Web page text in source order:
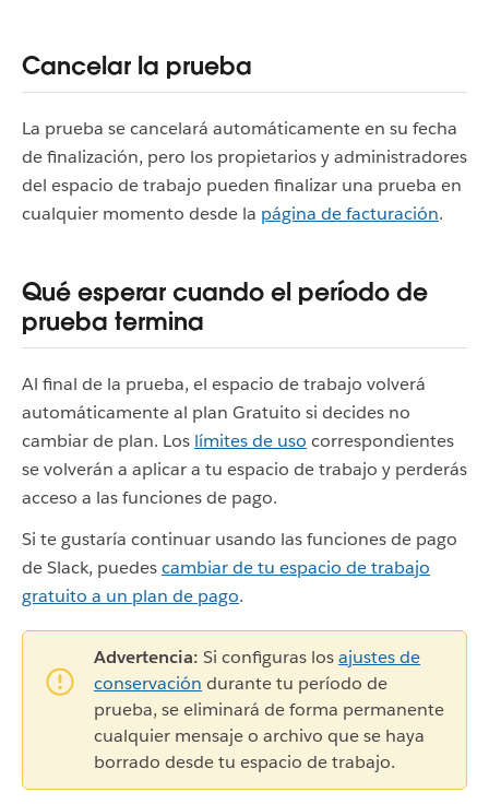
Cancelar la prueba
La prueba se cancelará automáticamente en su fecha
de finalización, pero los propietarios y administradores
del espacio de trabajo pueden finalizar una prueba en
cualquier momento desde la página de facturación.
Qué esperar cuando el período de
prueba termina
Al final de la prueba, el espacio de trabajo volverá
automáticamente al plan Gratuito si decides no
cambiar de plan. Los límites de uso correspondientes
se volverán a aplicar a tu espacio de trabajo y perderás
acceso a las funciones de pago.
Si te gustaría continuar usando las funciones de pago
de Slack, puedescambiar de tu espacio de trabajo
gratuito a un plan de pago.
Advertencia: Si configuras losajustes de
conservación durante tu período de
prueba, se eliminará de forma permanente
cualquier mensaje o archivo que se haya
borrado desde tu espacio de trabajo.